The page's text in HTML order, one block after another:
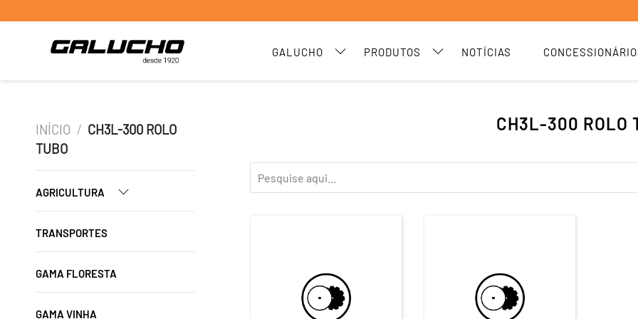
GALUCHO PRODUTOS NOTÍCIAS
INÍCIO / CH3L-300 ROLO
TUBO
AGRICULTURA
TRANSPORTES
GAMA FLORESTA
GAMA VINHA
CH3L-300 ROLO